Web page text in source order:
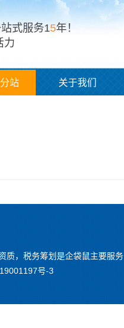
式服务15年！
力
站 关于我们
质，税务筹划是企袋鼠主要服务
号-3